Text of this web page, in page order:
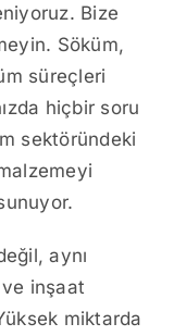
Bize
Söküm,
süreçleri
hiçbir soru
sektöründeki
aynı
inşaat
miktarda